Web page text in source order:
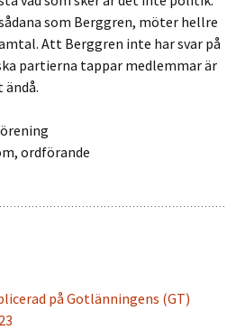
som Berggren, möter hellre
Att Berggren inte har svar på
partierna tappar medlemmar är
ordförande
på Gotlänningens (GT)